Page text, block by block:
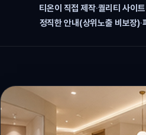
티온이 직접 제작·퀄리티 사이트
정직한 안내(상위노출 비보장)·